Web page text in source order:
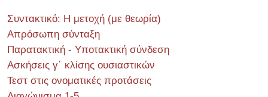
Συντακτικό: Η μετοχή (με θεωρία)
Απρόσωπη σύνταξη
Παρατακτική - Υποτακτική σύνδεση
Ασκήσεις γ΄ κλίσης ουσιαστικών
Τεστ στις ονοματικές προτάσεις